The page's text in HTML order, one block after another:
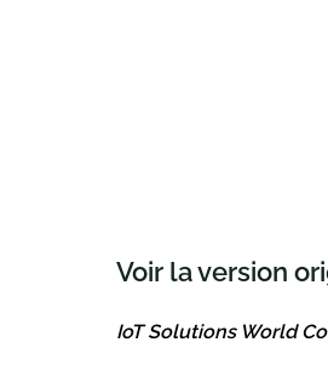
Voir la version
IoT Solutions World